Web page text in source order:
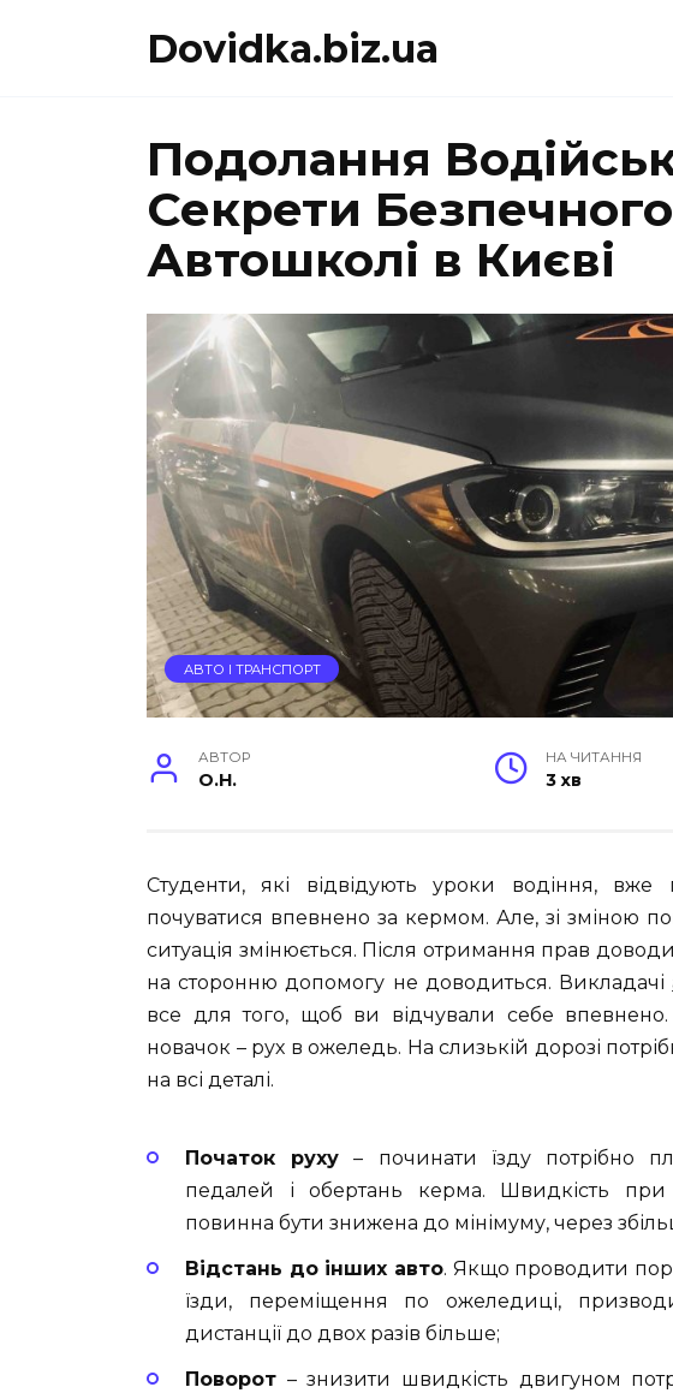
Dovidka.biz.ua
Подолання
Секрети
Автошколі в Києві
АВТО І ТРАНСПОРТ
АВТОР
O.H.
НА ЧИТАННЯ
3 хв
Студенти, які відвідують уроки водіння, вже
почуватися впевнено за кермом. Але, зі зміною
ситуація змінюється. Після отримання прав
на сторонню допомогу не доводиться. Викладачі
все для того, щоб ви відчували себе
новачок – рух в ожеледь. На слизькій дорозі
на всі деталі.
Початок руху – починати їзду потрібно
педалей і обертань керма. Швидкість
повинна бути знижена до мінімуму, через
Відстань до інших авто. Якщо проводити
їзди, переміщення по ожеледиці,
дистанції до двох разів більше;
Поворот – знизити швидкість двигуном